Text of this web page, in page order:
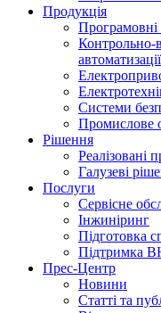
Продукція
Контрольно-
Системи
Промислове
Рішення
Реалізовані
Галузеві
Послуги
Сервісне
Інжиніринг
Підготовка
Підтримка
Прес-Центр
Новини
Статті та